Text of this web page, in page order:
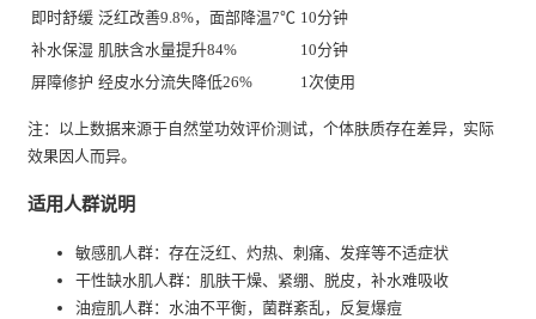
即时舒缓 泛红改善9.8%，面部降温7℃ 10分钟
补水保湿 肌肤含水量提升84%
10分钟
屏障修护 经皮水分流失降低26% 1次使用
注：以上数据来源于自然堂功效评价测试，个体肤质存在差异，实际
效果因人而异。
适用人群说明
敏感肌人群：存在泛红、灼热、刺痛、发痒等不适症状
干性缺水肌人群：肌肤干燥、紧绷、脱皮，补水难吸收
油痘肌人群：水油不平衡，菌群紊乱，反复爆痘